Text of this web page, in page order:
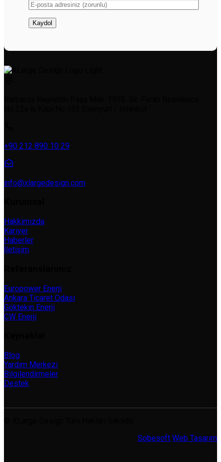
+90 212 890 10 29
info@xlargedesign.com
Hakkımızda
Kariyer
Haberler
İletişim
Europower Enerji
Ankara Ticaret Odası
Göktekin Enerji
CW Enerji
Blog
Yardım Merkezi
Bilgilendirmeler
Destek
Sobesoft Web Tasarım